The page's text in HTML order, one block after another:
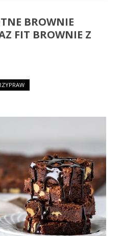
BROWNIE
FIT BROWNIE Z